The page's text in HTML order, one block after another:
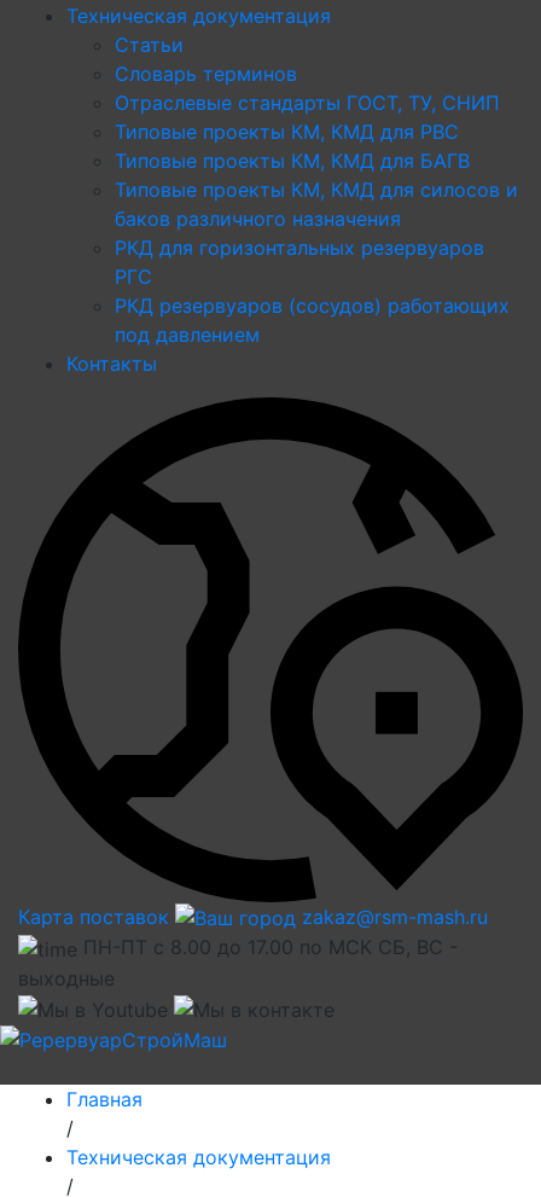
Техническая документация
Статьи
Словарь терминов
Отраслевые стандарты ГОСТ, ТУ, СНИП
Типовые проекты КМ, КМД для РВС
Типовые проекты КМ, КМД для БАГВ
Типовые проекты КМ, КМД для силосов и
баков различного назначения
РКД для горизонтальных резервуаров
РГС
РКД резервуаров (сосудов) работающих
под давлением
Контакты
Карта поставок
zakaz@rsm-mash.ru
ПН-ПТ с 8.00 до 17.00 по МСК СБ, ВС -
выходные
Главная
/
Техническая документация
/